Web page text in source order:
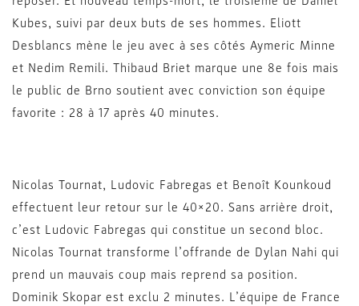
Kubes, suivi par deux buts de ses hommes. Eliott
Desblancs mène le jeu avec à ses côtés Aymeric Minne
et Nedim Remili. Thibaud Briet marque une 8e fois mais
le public de Brno soutient avec conviction son équipe
favorite : 28 à 17 après 40 minutes.
Nicolas Tournat, Ludovic Fabregas et Benoît Kounkoud
effectuent leur retour sur le 40×20. Sans arrière droit,
c’est Ludovic Fabregas qui constitue un second bloc.
Nicolas Tournat transforme l’offrande de Dylan Nahi qui
prend un mauvais coup mais reprend sa position.
Dominik Skopar est exclu 2 minutes. L’équipe de France